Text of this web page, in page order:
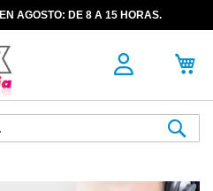
AGOSTO: DE 8 A 15 HORAS.